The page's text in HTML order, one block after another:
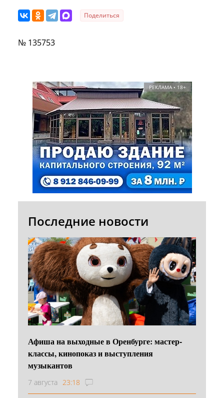
Поделиться
№ 135753
РЕКЛАМА • 18+
Последние новости
Афиша на выходные в Оренбурге: мастер-
классы, кинопоказ и выступления
музыкантов
7 августа 23:18